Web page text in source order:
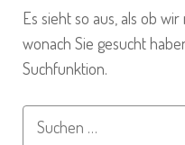
Es sieht so aus, als ob
wonach Sie gesucht
Suchfunktion.
Suche